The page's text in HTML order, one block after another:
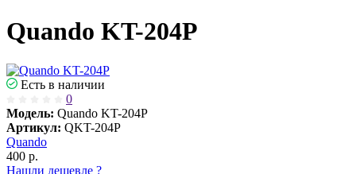
Quando KT-204P
Есть в наличии
0
Модель: Quando KT-204P
Артикул: QKT-204P
Quando
400 р.
Нашли дешевле ?